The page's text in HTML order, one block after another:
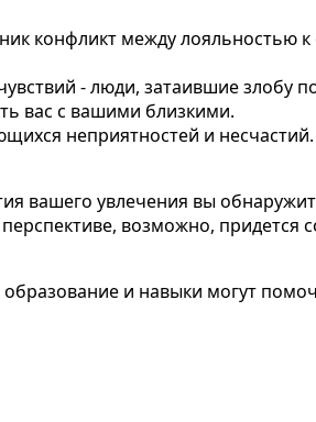
конфликт между
- люди, затаившие
вас с вашими близкими.
неприятностей и несчастий.
вашего увлечения вы
возможно,
и навыки могут